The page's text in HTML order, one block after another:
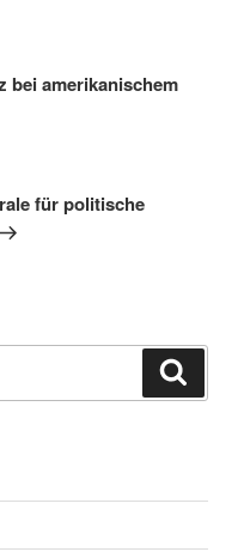
bei amerikanischem
für politische